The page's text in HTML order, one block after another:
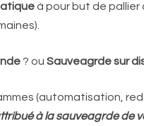
à pour but de pallier
? ou Sauveagrde sur
(automatisation,
à la sauveagrde de